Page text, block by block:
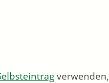
verwenden,